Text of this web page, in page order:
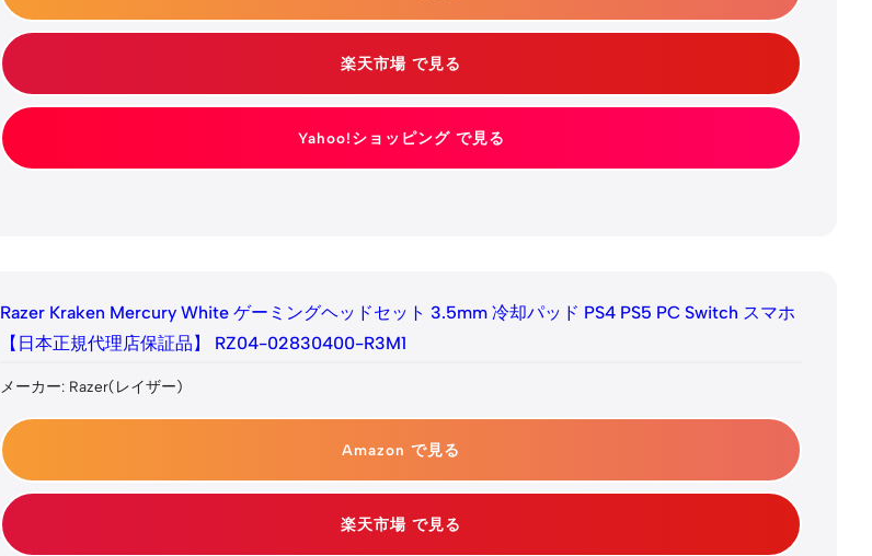
楽天市場 で見る
Yahoo!ショッピング で見る
Razer Kraken Mercury White ゲーミングヘッドセット 3.5mm 冷却パッド PS4 PS5 PC Switch スマホ
【日本正規代理店保証品】 RZ04-02830400-R3M1
メーカー: Razer(レイザー)
Amazon で見る
楽天市場 で見る